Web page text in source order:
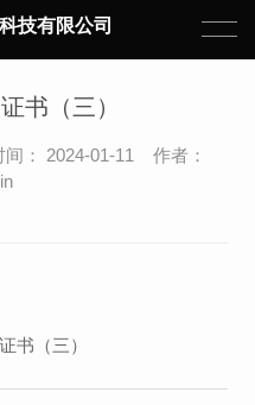
技有限公司
书（三）
： 2024-01-11 作者：
书（三）